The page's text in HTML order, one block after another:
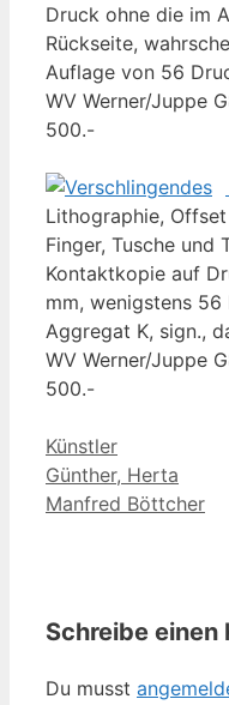
Druck ohne die im
Rückseite,
Auflage von 56
WV Werner/Juppe
500.-
Lithographie,
Finger, Tusche und
Kontaktkopie auf
mm, wenigstens
Aggregat K, sign.,
WV Werner/Juppe
500.-
Kategorien
Künstler
Günther, Herta
Manfred Böttcher
Schreibe einen
Du musst